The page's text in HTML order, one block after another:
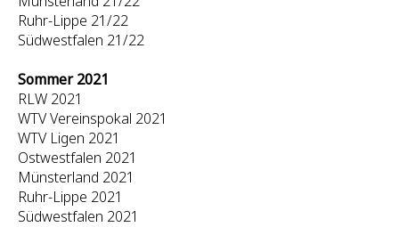
Ruhr-Lippe 21/22
Südwestfalen 21/22
Sommer 2021
RLW 2021
WTV Vereinspokal 2021
WTV Ligen 2021
Ostwestfalen 2021
Münsterland 2021
Ruhr-Lippe 2021
Südwestfalen 2021